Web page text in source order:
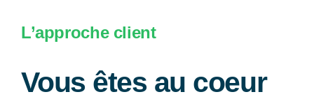
L’approche client
Vous êtes au coeur